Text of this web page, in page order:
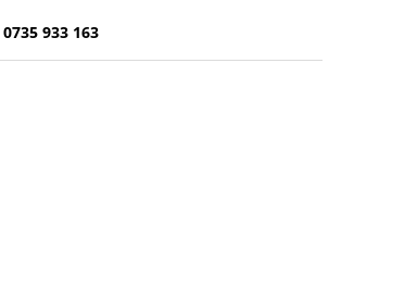
0735 933 163